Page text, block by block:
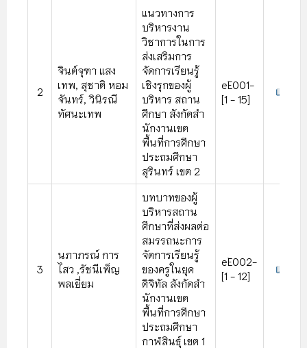
2
จินต์จุฑา แสง
เทพ, สุชาติ หอม
จันทร์, วินิรณี
ทัศนะเทพ
แนวทางการ
บริหารงาน
วิชาการในการ
ส่งเสริมการ
จัดการเรียนรู้
เชิงรุกของผู้
บริหาร สถาน
ศึกษา สังกัดสํา
นักงานเขต
พื้นที่การศึกษา
ประถมศึกษา
สุรินทร์ เขต 2
eE001-
[1 - 15]
3
นภาภรณ์ การ
ไสว ,รัชนีเพ็ญ
พลเยี่ยม
บทบาทของผู้
บริหารสถาน
ศึกษาที่ส่งผลต่อ
สมรรถนะการ
จัดการเรียนรู้
ของครูในยุค
ดิจิทัล สังกัดสํา
นักงานเขต
พื้นที่การศึกษา
ประถมศึกษา
กาฬสินธุ์ เขต 1
eE002-
[1 - 12]